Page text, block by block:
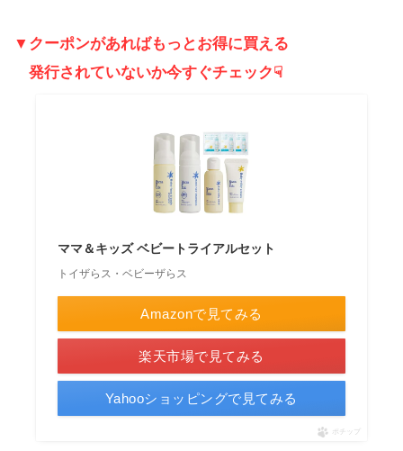
▼クーポンがあればもっとお得に買える
発行されていないか今すぐチェック☟
ママ＆キッズ ベビートライアルセット
トイザらス・ベビーザらス
Amazonで見てみる
楽天市場で見てみる
Yahooショッピングで見てみる
ポチップ